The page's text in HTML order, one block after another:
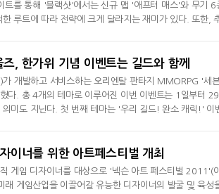
트를 통해 '블랙샷'에서는 신규 맵 '애프터 매스'와 무기
한 루트에 따라 전략에 크게 달라지는 재미가 있다. 또
즈, 한가위 기념 이벤트는 길드와 함께
가 개발하고 서비스하는 오리엔탈 판타지 MMORPG '
다. 총 4개의 테마로 이루어진 이번 이벤트는 1일부터
의미도 지닌다. 첫 번째 테마는 '우리 길드! 완소 캐릭!'
이너를 위한 아트페스티벌 개최
직 게임 디자이너를 대상으로 '넥슨 아트 페스티벌
래 게임산업을 이끌어갈 유능한 디자이너의 발굴 및 육